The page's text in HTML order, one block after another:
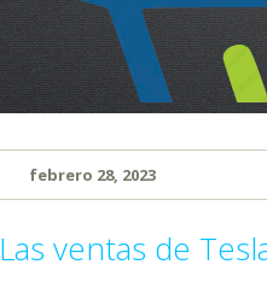
febrero 28, 2023
Las ventas de